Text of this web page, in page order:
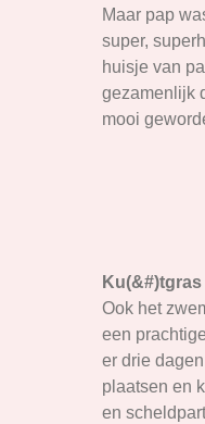
Maar pap
super,
huisje van
gezamenlijk
mooi
Ku(&#)tgras
Ook het
een
er drie
plaatsen en
en